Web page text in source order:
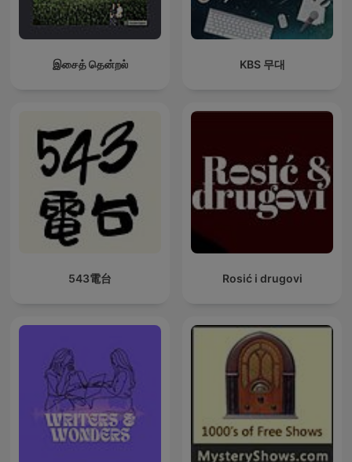
இசைத் தென்றல் KBS 무대
543電台 Rosić i drugovi